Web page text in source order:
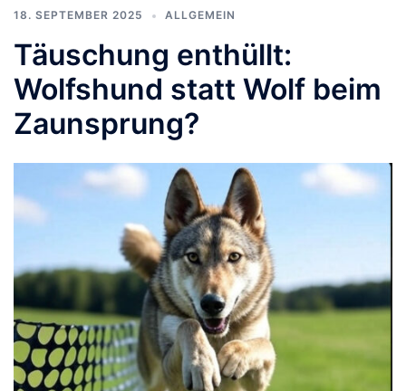
18. SEPTEMBER 2025 ALLGEMEIN
Täuschung enthüllt:
Wolfshund statt Wolf beim
Zaunsprung?